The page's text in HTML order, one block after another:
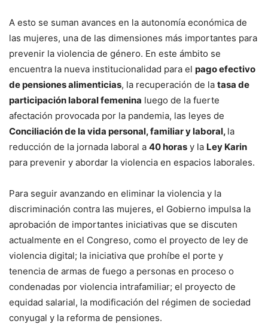
A esto se suman avances en la autonomía económica de
las mujeres, una de las dimensiones más importantes para
prevenir la violencia de género. En este ámbito se
encuentra la nueva institucionalidad para el pago efectivo
de pensiones alimenticias, la recuperación de la tasa de
participación laboral femenina luego de la fuerte
afectación provocada por la pandemia, las leyes de
Conciliación de la vida personal, familiar y laboral, la
reducción de la jornada laboral a 40 horas y la Ley Karin
para prevenir y abordar la violencia en espacios laborales.
Para seguir avanzando en eliminar la violencia y la
discriminación contra las mujeres, el Gobierno impulsa la
aprobación de importantes iniciativas que se discuten
actualmente en el Congreso, como el proyecto de ley de
violencia digital; la iniciativa que prohíbe el porte y
tenencia de armas de fuego a personas en proceso o
condenadas por violencia intrafamiliar; el proyecto de
equidad salarial, la modificación del régimen de sociedad
conyugal y la reforma de pensiones.